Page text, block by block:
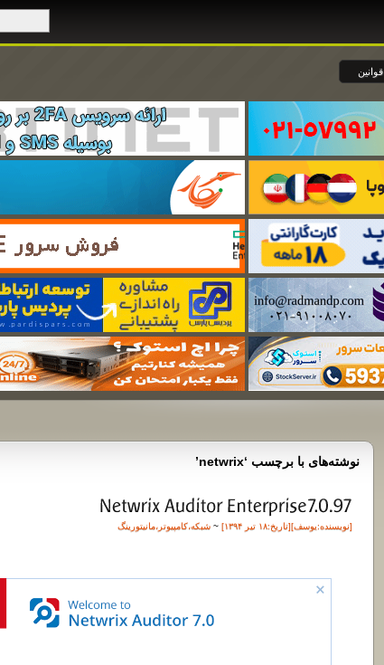
قوانین
نوشته‌های با برچسب ‘netwrix’
[نویسنده:یوسف][تاريخ:۱۸ تیر ۱۳۹۴] ~ شبکه،کامپیوتر ،مانیتورینگ